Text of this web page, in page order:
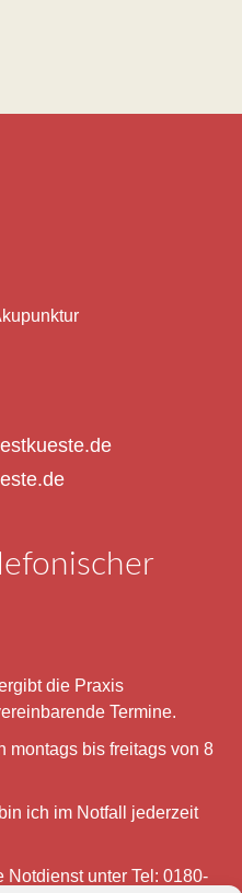
die Praxis
Termine.
montags bis freitags von 8
ich im Notfall jederzeit
Notdienst unter Tel: 0180-